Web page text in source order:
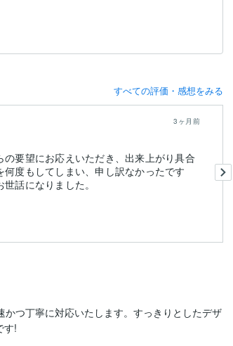
すべての評価・感想をみる
3ヶ月前
要望にお応えいただき、出来上がり具合
度もしてしまい、申し訳なかったです
話になりました。
つ丁寧に対応いたします。すっきりとしたデザ
す!